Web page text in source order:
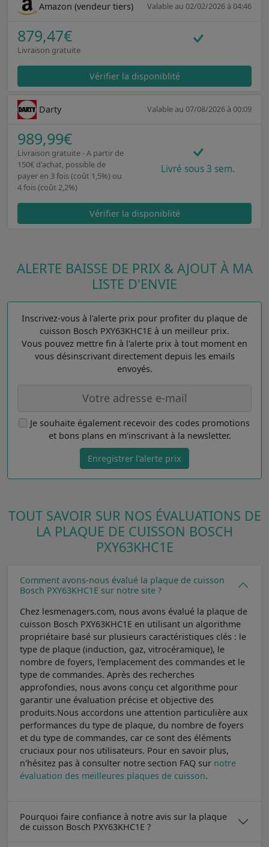
Amazon (vendeur tiers) Valable au 02/02/2026 à 04:46
879,47€
Livraison gratuite
Vérifier la disponiblité
Darty Valable au 07/08/2026 à 00:09
989,99€
Livraison gratuite - A partir de
150€ d'achat, possible de
payer en 3 fois (coût 1,5%) ou
4 fois (coût 2,2%)
Livré sous 3 sem.
Vérifier la disponiblité
ALERTE BAISSE DE PRIX & AJOUT À MA
LISTE D'ENVIE
Inscrivez-vous à l'alerte prix pour profiter du plaque de
cuisson Bosch PXY63KHC1E à un meilleur prix.
Vous pouvez mettre fin à l'alerte prix à tout moment en
vous désinscrivant directement depuis les emails
envoyés.
Je souhaite également recevoir des codes promotions
et bons plans en m'inscrivant à la newsletter.
Enregistrer l'alerte prix
TOUT SAVOIR SUR NOS ÉVALUATIONS DE
LA PLAQUE DE CUISSON BOSCH
PXY63KHC1E
Comment avons-nous évalué la plaque de cuisson
Bosch PXY63KHC1E sur notre site ?
Chez lesmenagers.com, nous avons évalué la plaque de
cuisson Bosch PXY63KHC1E en utilisant un algorithme
propriétaire basé sur plusieurs caractéristiques clés : le
type de plaque (induction, gaz, vitrocéramique), le
nombre de foyers, l'emplacement des commandes et le
type de commandes. Après des recherches
approfondies, nous avons conçu cet algorithme pour
garantir une évaluation précise et objective des
produits.Nous accordons une attention particulière aux
performances du type de plaque, du nombre de foyers
et du type de commandes, car ce sont des éléments
cruciaux pour nos utilisateurs. Pour en savoir plus,
n'hésitez pas à consulter notre section FAQ sur notre
évaluation des meilleures plaques de cuisson.
Pourquoi faire confiance à notre avis sur la plaque
de cuisson Bosch PXY63KHC1E ?